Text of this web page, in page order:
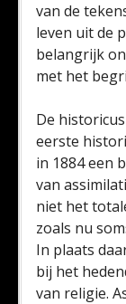
van de
leven uit de
belangrijk
met het
De
eerste
in 1884 een
van
niet het
zoals nu
In plaats
bij het
van religie.